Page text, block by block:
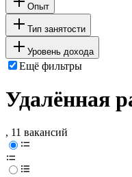
Опыт
Тип занятости
Уровень дохода
Ещё фильтры
Удалённая
, 11 вакансий